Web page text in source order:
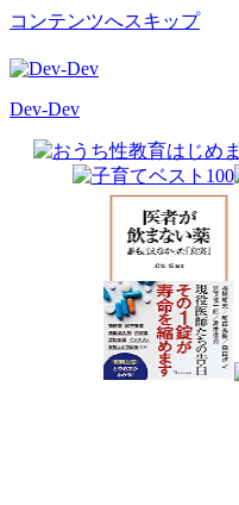
コンテンツへスキップ
Dev-Dev